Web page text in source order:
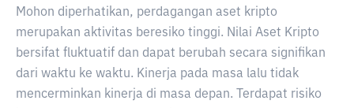
Mohon diperhatikan, perdagangan aset kripto
merupakan aktivitas beresiko tinggi. Nilai Aset Kripto
bersifat fluktuatif dan dapat berubah secara signifikan
dari waktu ke waktu. Kinerja pada masa lalu tidak
mencerminkan kinerja di masa depan. Terdapat risiko